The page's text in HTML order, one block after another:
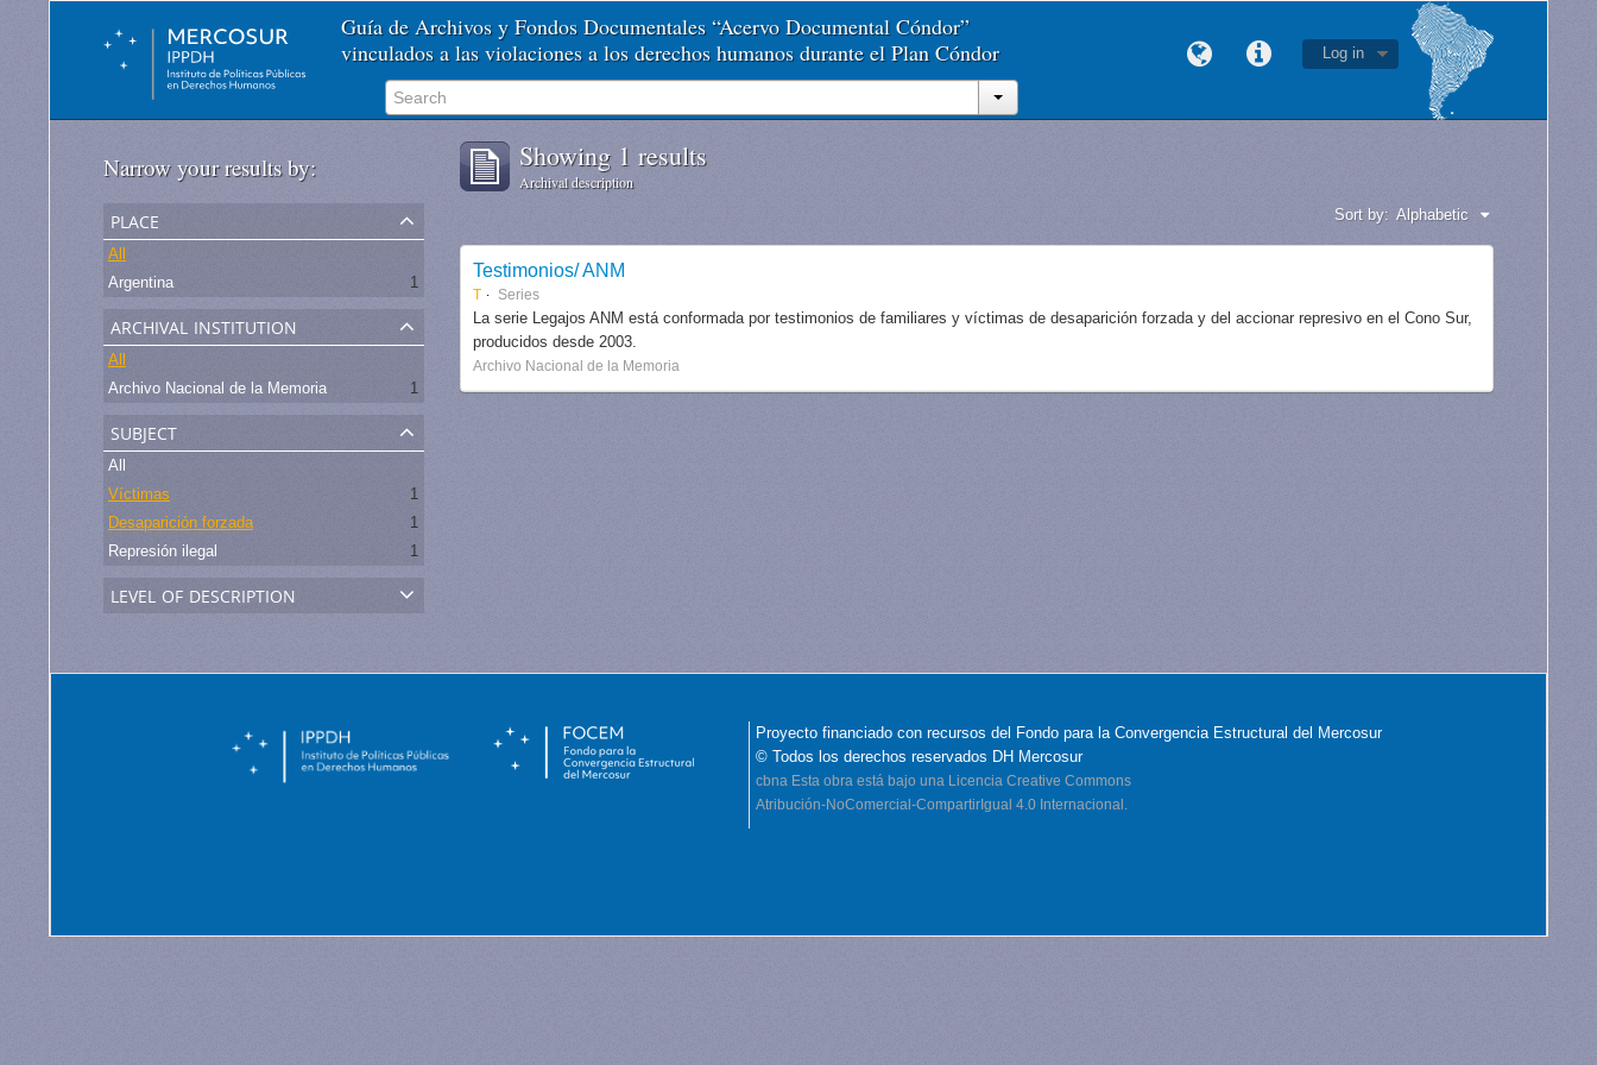
Guía de Archivos y Fondos Documentales “Acervo Documental Cóndor”
vinculados a las violaciones a los derechos humanos durante el Plan Cóndor
Log in
Narrow your results by:
place
All
Argentina
1
archival institution
All
Archivo Nacional de la Memoria
1
subject
All
Víctimas
1
Desaparición forzada
1
Represión ilegal
1
level of description
Showing 1 results
Archival description
Sort by: Alphabetic
Testimonios/ ANM
T Series
La serie Legajos ANM está conformada por testimonios de familiares y víctimas de desaparición forzada y del accionar represivo en el Cono Sur,
producidos desde 2003.
Archivo Nacional de la Memoria
Proyecto financiado con recursos del Fondo para la Convergencia Estructural del Mercosur
© Todos los derechos reservados DH Mercosur
cbna Esta obra está bajo una Licencia Creative Commons
Atribución-NoComercial-CompartirIgual 4.0 Internacional.